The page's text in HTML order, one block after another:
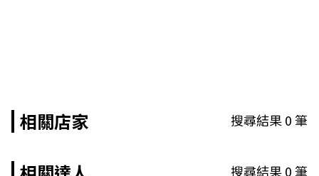
相關店家 搜尋結果0筆
搜尋結果0筆